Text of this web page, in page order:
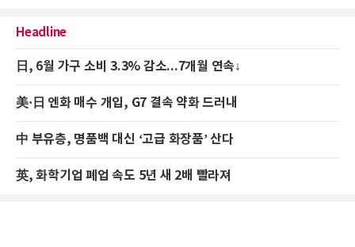
Headline
日, 6월 가구 소비 3.3% 감소...7개월 연속↓
美·日 엔화 매수 개입, G7 결속 약화 드러내
中 부유층, 명품백 대신 ‘고급 화장품’ 산다
英, 화학기업 폐업 속도 5년 새 2배 빨라져